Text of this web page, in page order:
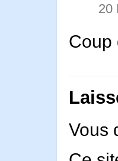
20
Coup
Vous